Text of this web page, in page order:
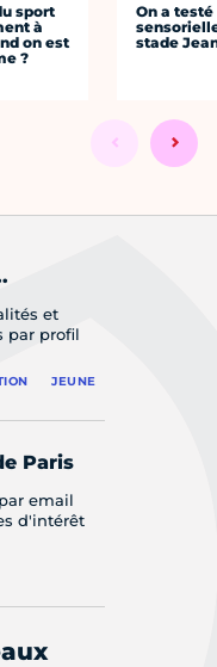
sport
à
on est
?
On a
stade
et
par profil
JEUNE
Paris
email
d'intérêt